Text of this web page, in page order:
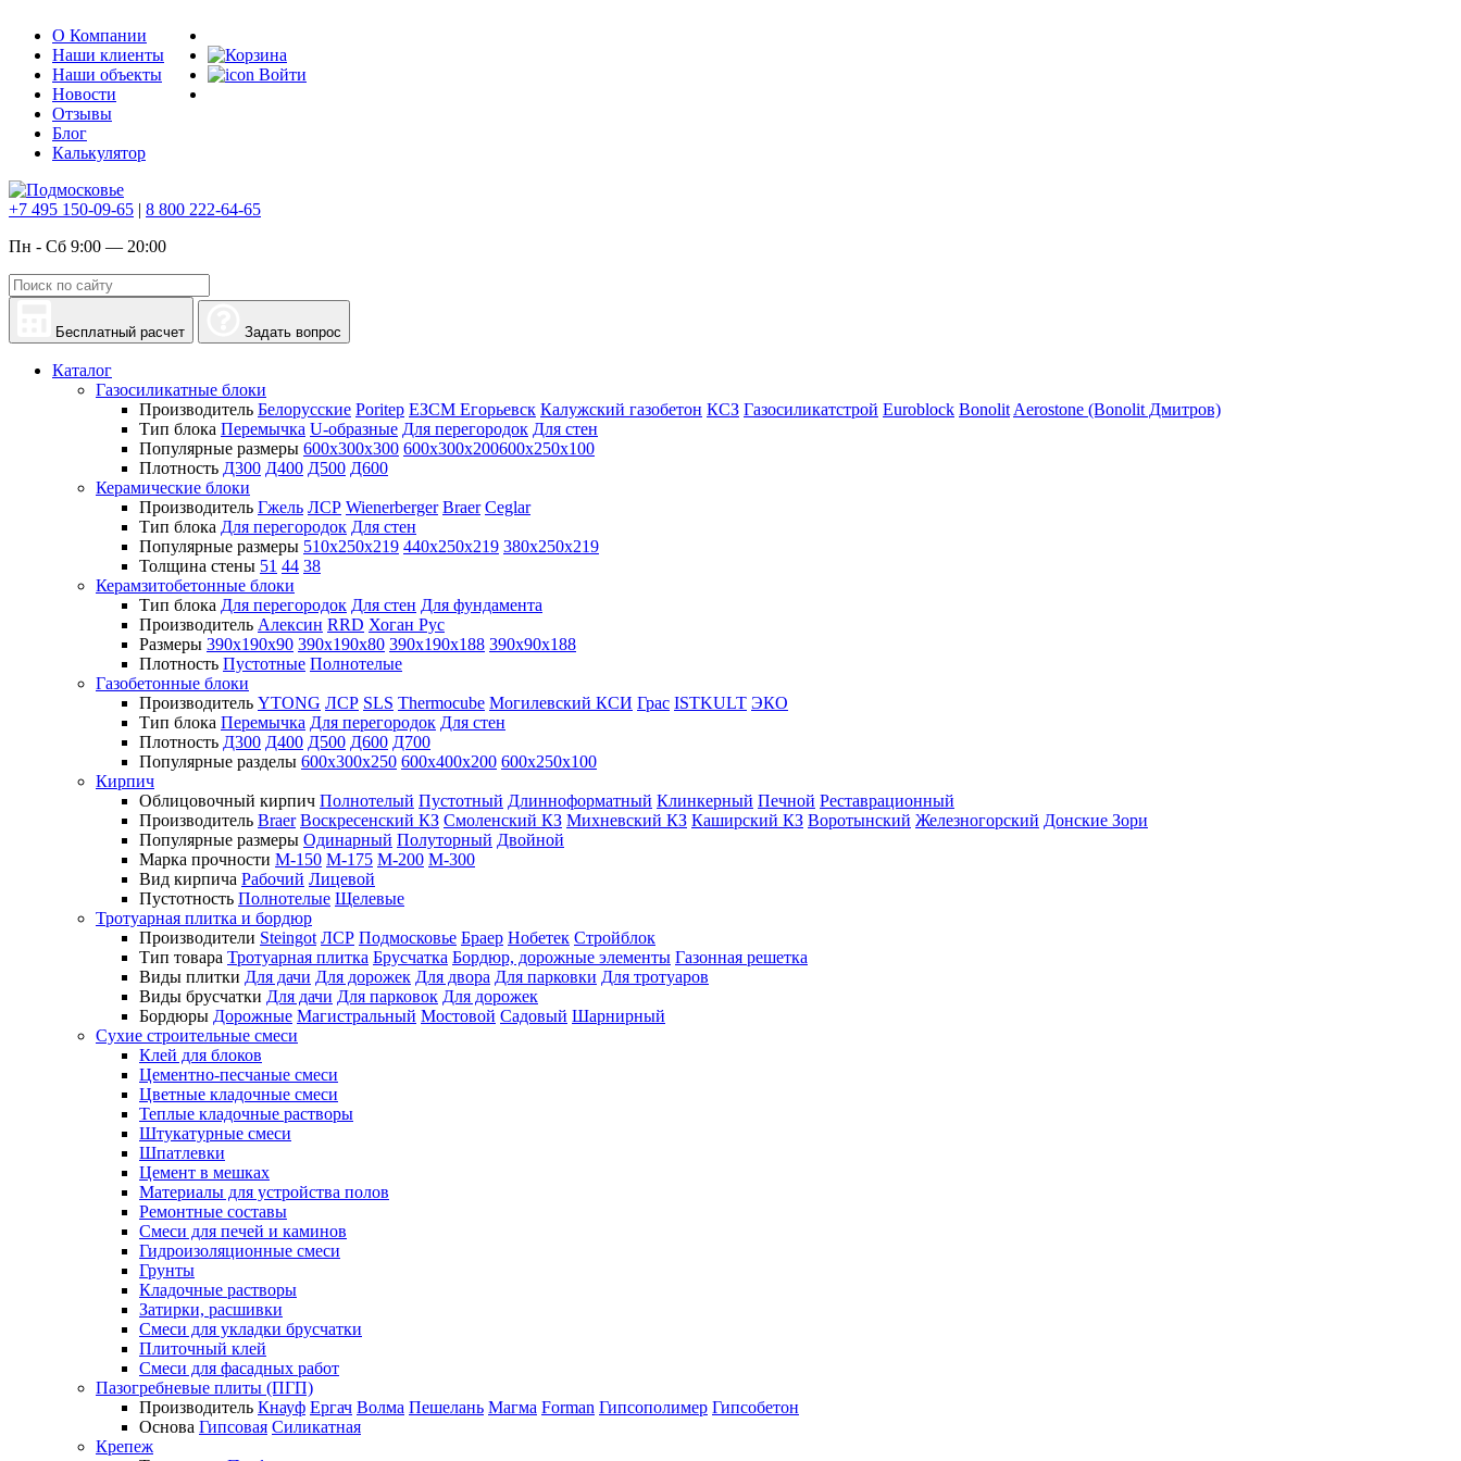
О Компании
Наши клиенты
Наши объекты
Новости
Отзывы
Блог
Калькулятор
Войти
+7 495 150-09-65 | 8 800 222-64-65
Пн - Сб 9:00 — 20:00
Бесплатный расчет Задать вопрос
Каталог
Газосиликатные блоки
Производитель Белорусские Poritep ЕЗСМ Егорьевск Калужский газобетон КСЗ Газосиликатстрой Euroblock Bonolit Aerostone (Bonolit Дмитров)
Тип блока Перемычка U-образные Для перегородок Для стен
Популярные размеры 600х300х300 600х300х200600х250х100
Плотность Д300 Д400 Д500 Д600
Керамические блоки
Производитель Гжель ЛСР Wienerberger Braer Ceglar
Тип блока Для перегородок Для стен
Популярные размеры 510х250х219 440х250х219 380х250х219
Толщина стены 51 44 38
Керамзитобетонные блоки
Тип блока Для перегородок Для стен Для фундамента
Производитель Алексин RRD Хоган Рус
Размеры 390х190х90 390х190х80 390х190х188 390х90х188
Плотность Пустотные Полнотелые
Газобетонные блоки
Производитель YTONG ЛСР SLS Thermocube Могилевский КСИ Грас ISTKULT ЭКО
Тип блока Перемычка Для перегородок Для стен
Плотность Д300 Д400 Д500 Д600 Д700
Популярные разделы 600х300х250 600х400х200 600х250х100
Кирпич
Облицовочный кирпич Полнотелый Пустотный Длинноформатный Клинкерный Печной Реставрационный
Производитель Braer Воскресенский КЗ Смоленский КЗ Михневский КЗ Каширский КЗ Воротынский Железногорский Донские Зори
Популярные размеры Одинарный Полуторный Двойной
Марка прочности М-150 М-175 М-200 М-300
Вид кирпича Рабочий Лицевой
Пустотность Полнотелые Щелевые
Тротуарная плитка и бордюр
Производители Steingot ЛСР Подмосковье Браер Нобетек Стройблок
Тип товара Тротуарная плитка Брусчатка Бордюр, дорожные элементы Газонная решетка
Виды плитки Для дачи Для дорожек Для двора Для парковки Для тротуаров
Виды брусчатки Для дачи Для парковок Для дорожек
Бордюры Дорожные Магистральный Мостовой Садовый Шарнирный
Сухие строительные смеси
Клей для блоков
Цементно-песчаные смеси
Цветные кладочные смеси
Теплые кладочные растворы
Штукатурные смеси
Шпатлевки
Цемент в мешках
Материалы для устройства полов
Ремонтные составы
Смеси для печей и каминов
Гидроизоляционные смеси
Грунты
Кладочные растворы
Затирки, расшивки
Смеси для укладки брусчатки
Плиточный клей
Смеси для фасадных работ
Пазогребневые плиты (ПГП)
Производитель Кнауф Ергач Волма Пешелань Магма Forman Гипсополимер Гипсобетон
Основа Гипсовая Силикатная
Крепеж